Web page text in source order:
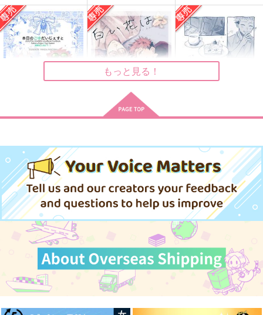
東雲
KK
1,729円（税込）
五条悟×虎杖悠仁
五悠と子ども６
um
2,044円（税込）
五条悟×虎杖悠仁
サンプル
作品詳細
しゃらんら！
青いチューリップ
440円（税込）
五条悟×虎杖悠仁
リチュアルホロウ
1,100円（税込）
五条悟×虎杖悠仁
雪のかさぶた
ドライブスルー
1,572 円（税込）
五条悟×虎杖悠仁
ソレはソレ！コレはコ
レ！
青いチューリップ
（税込）
と
パンダファシズム
専売 220円（税込）
呪術廻戦
五条悟×虎杖悠仁
サンプル
カート
はしゃぎ太郎
専売 1,257円（税込）
五条悟×虎杖悠仁
サンプル
は
爆速ししゃも
677円 （税込）
呪術廻戦
五条悟×虎杖悠仁
サンプル
もっと見る！